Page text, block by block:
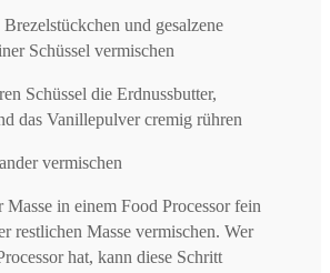
und gesalzene
Schüssel vermischen
Schüssel die Erdnussbutter,
das Vanillepulver cremig rühren
vermischen
in einem Food Processor fein
restlichen Masse vermischen. Wer
hat, kann diese Schritt